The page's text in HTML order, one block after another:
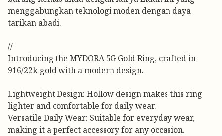
menggabungkan teknologi moden dengan daya
tarikan abadi.
//
Introducing the MYDORA 5G Gold Ring, crafted in
916/22k gold with a modern design.
Lightweight Design: Hollow design makes this ring
lighter and comfortable for daily wear.
Versatile Daily Wear: Suitable for everyday wear,
making it a perfect accessory for any occasion.